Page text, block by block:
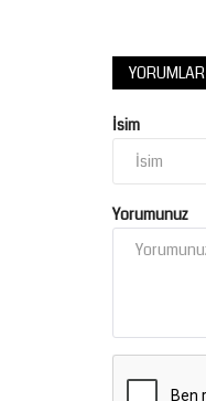
YORUMLAR
İsim
Yorumunuz